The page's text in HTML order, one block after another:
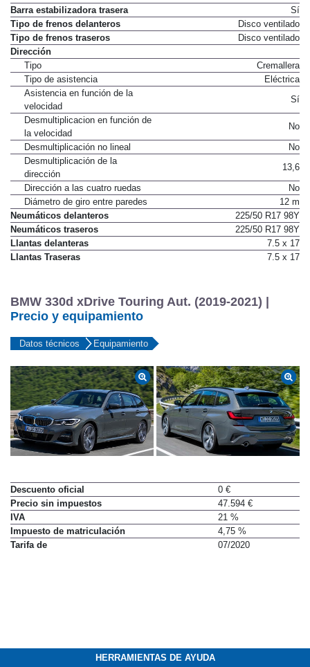
Barra estabilizadora delantera
Sí
Barra estabilizadora trasera
Sí
Tipo de frenos delanteros
Disco ventilado
Tipo de frenos traseros
Dirección
Tipo
Cremallera
Tipo de asistencia
Asistencia en función de la
velocidad
Sí
Desmultiplicacion en función de
la velocidad
No
Desmultiplicación no lineal
Desmultiplicación de la
dirección
13,6
Dirección a las cuatro ruedas
No
Diámetro de giro entre paredes
12 m
Neumáticos delanteros
225/50 R17 98Y
Neumáticos traseros
225/50 R17 98Y
Llantas delanteras
7.5 x 17
BMW 330d xDrive Touring Aut. (2019-2021) |
Precio y equipamiento
Descuento oficial
0 €
Precio sin impuestos
47.594 €
IVA
21 %
Impuesto de matriculación
4,75 %